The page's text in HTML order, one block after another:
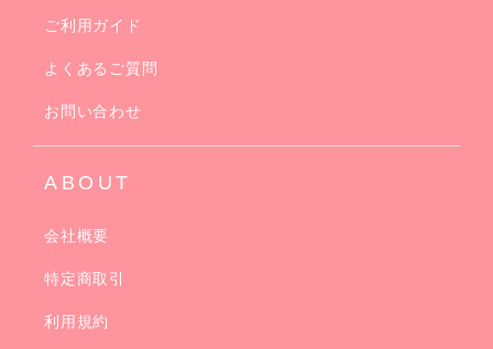
ご利用ガイド
よくあるご質問
お問い合わせ
ABOUT
会社概要
特定商取引
利用規約